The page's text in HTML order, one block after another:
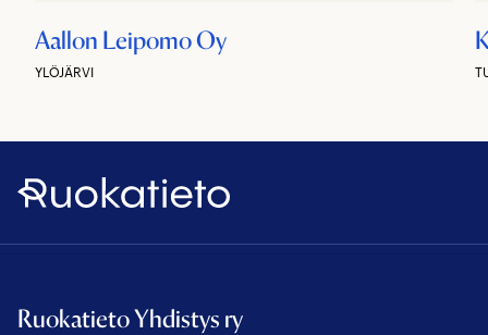
Aallon Leipomo Oy
YLÖJÄRVI
Ruokatieto
Ruokatieto Yhdistys ry